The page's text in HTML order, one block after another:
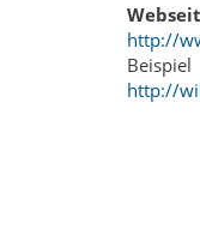
http://
http://